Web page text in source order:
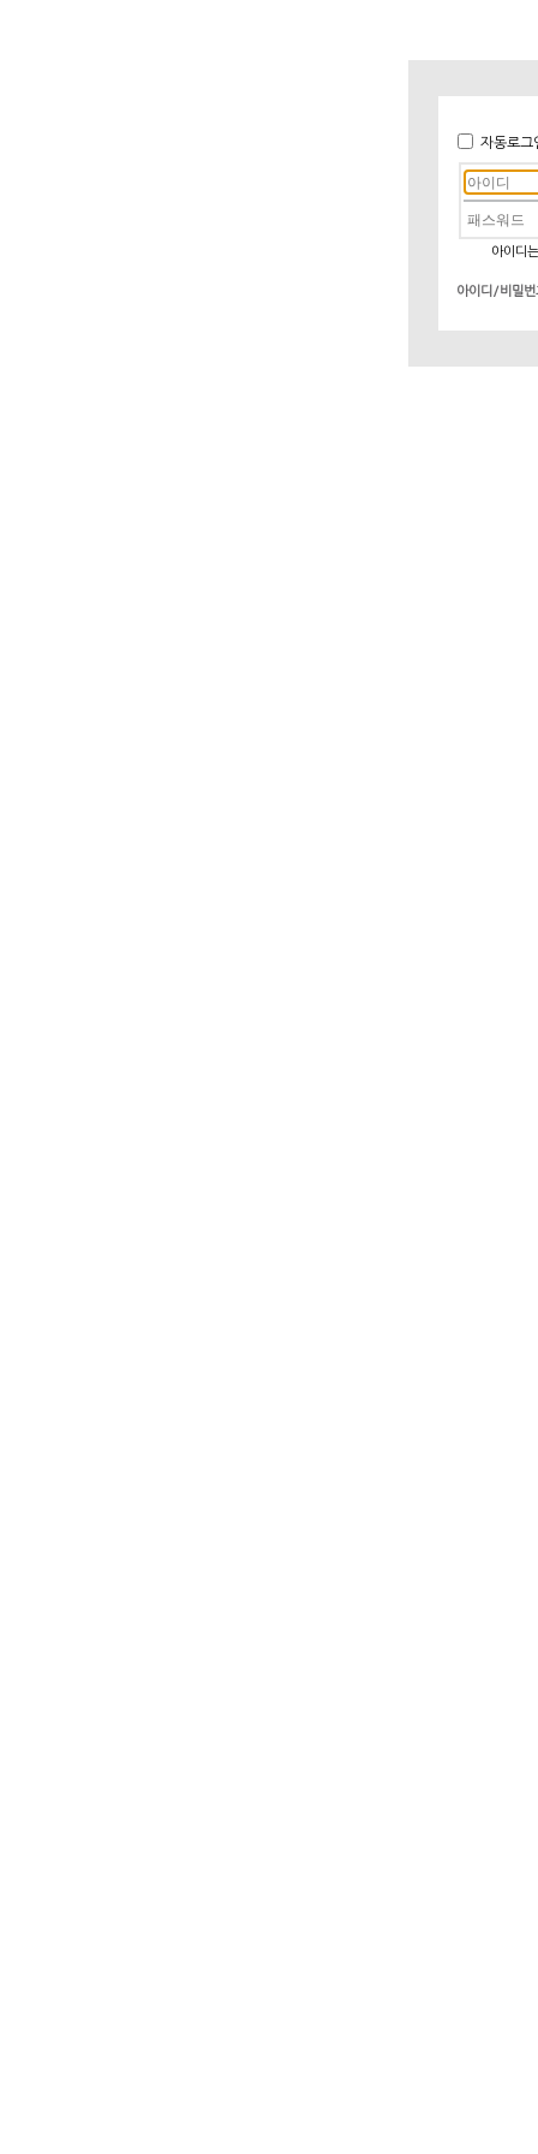
자동로그
아이디
아이디/비밀번